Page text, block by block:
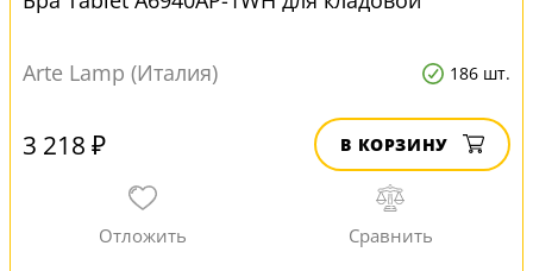
Arte Lamp (Италия) 186 шт.
3 218 ₽ В КОРЗИНУ